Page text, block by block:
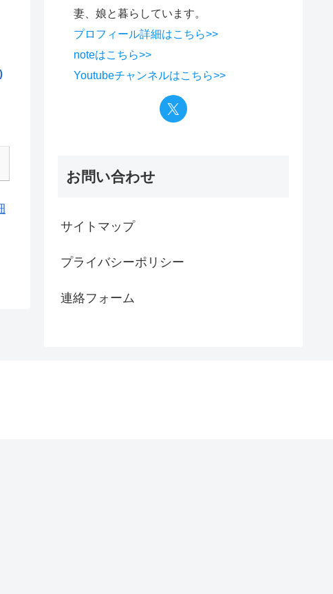
妻、娘と暮らしています。
プロフィール詳細はこちら>>
noteはこちら>>
Youtubeチャンネルはこちら>>
お問い合わせ
サイトマップ
プライバシーポリシー
連絡フォーム